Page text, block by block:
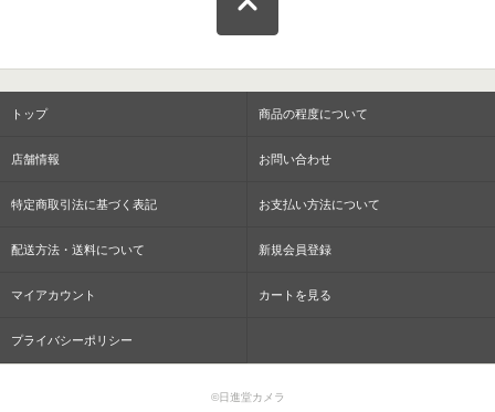
トップ 商品の程度について
店舗情報 お問い合わせ
特定商取引法に基づく表記 お支払い方法について
配送方法・送料について 新規会員登録
マイアカウント カートを見る
プライバシーポリシー
©日進堂カメラ